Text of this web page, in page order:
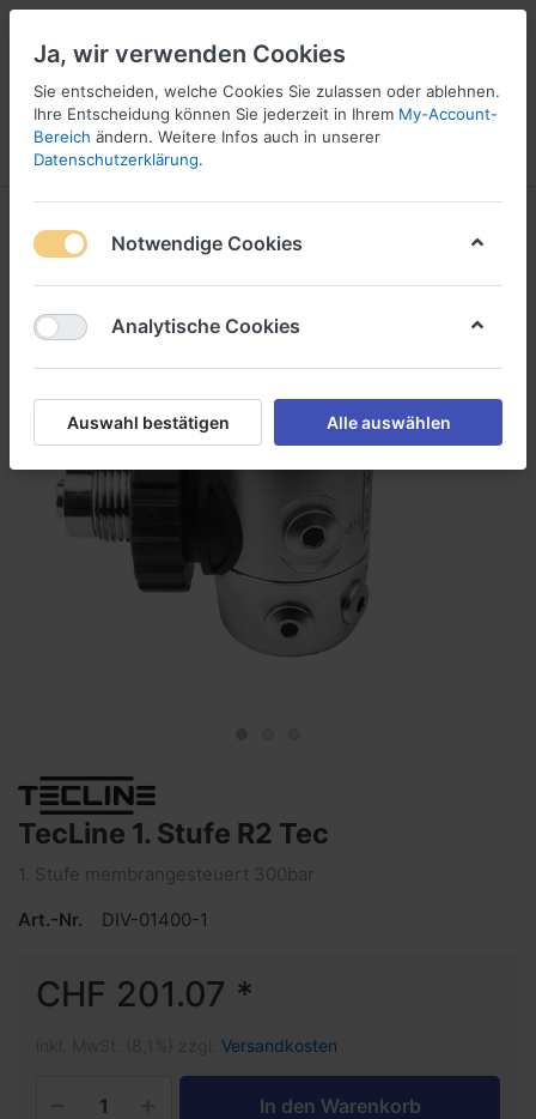
Menü Anmelden
16
TecLine 1. Stufe R2 Tec
1. Stufe membrangesteuert 300bar
Art.-Nr.
DIV-01400-1
CHF 201.07 *
Versandkosten
In den Warenkorb
Ja, wir verwenden Cookies
Sie entscheiden, welche Cookies Sie zulassen oder ablehnen.
Ihre Entscheidung können Sie jederzeit in Ihrem My-Account-
Bereich ändern. Weitere Infos auch in unserer
Datenschutzerklärung.
Notwendige Cookies
Analytische Cookies
Auswahl bestätigen Alle auswählen